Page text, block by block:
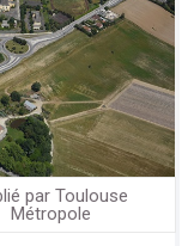
par Toulouse
Métropole